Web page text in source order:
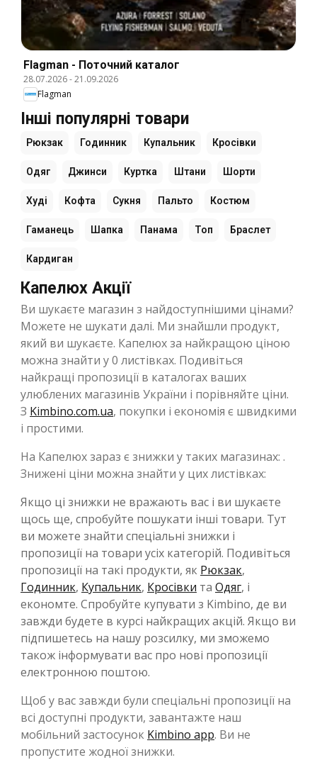
Flagman - Поточний каталог
28.07.2026-21.09.2026
Flagman
Інші популярні товари
Рюкзак Годинник Купальник Кросівки
Одяг Джинси Куртка Штани Шорти
Худі Кофта Сукня Пальто Костюм
Гаманець Шапка Панама Топ Браслет
Кардиган
Капелюх Акції
Ви шукаєте магазин з найдоступнішими цінами?
Можете не шукати далі. Ми знайшли продукт,
який ви шукаєте. Капелюх за найкращою ціною
можна знайти у 0 листівках. Подивіться
найкращі пропозиції в каталогах ваших
улюблених магазинів України і порівняйте ціни.
З Kimbino.com.ua, покупки і економія є швидкими
і простими.
На Капелюх зараз є знижки у таких магазинах: .
Знижені ціни можна знайти у цих листівках:
Якщо ці знижки не вражають вас і ви шукаєте
щось ще, спробуйте пошукати інші товари. Тут
ви можете знайти спеціальні знижки і
пропозиції на товари усіх категорій. Подивіться
пропозиції на такі продукти, як Рюкзак,
Годинник, Купальник, Кросівки та Одяг, і
економте. Спробуйте купувати з Kimbino, де ви
завжди будете в курсі найкращих акцій. Якщо ви
підпишетесь на нашу розсилку, ми зможемо
також інформувати вас про нові пропозиції
електронною поштою.
Щоб у вас завжди були спеціальні пропозиції на
всі доступні продукти, завантажте наш
мобільний застосунок Kimbino app. Ви не
пропустите жодної знижки.